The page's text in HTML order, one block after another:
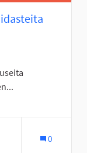
0